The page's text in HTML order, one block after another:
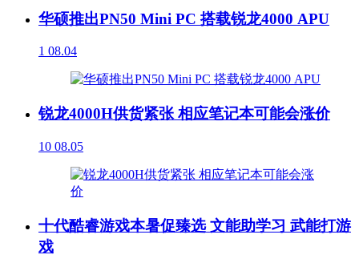
华硕推出PN50 Mini PC 搭载锐龙4000 APU
1 08.04
锐龙4000H供货紧张 相应笔记本可能会涨价
10 08.05
十代酷睿游戏本暑促臻选 文能助学习 武能打游
戏